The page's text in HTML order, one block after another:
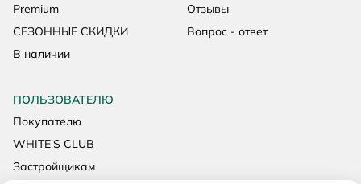
Premium
СЕЗОННЫЕ СКИДКИ
В наличии
Отзывы
Вопрос - ответ
ПОЛЬЗОВАТЕЛЮ
Покупателю
WHITE'S CLUB
Застройщикам